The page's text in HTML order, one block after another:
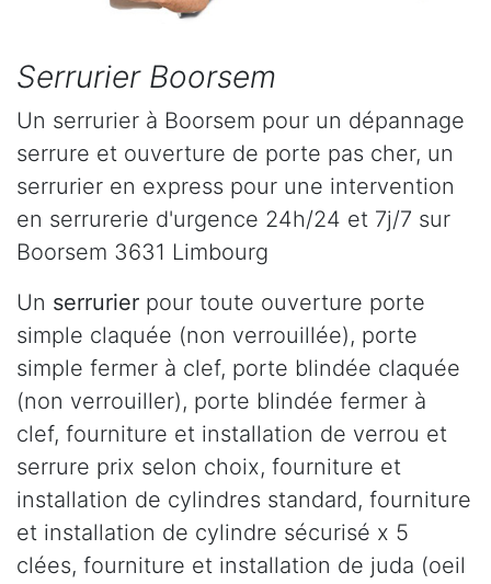
Serrurier Boorsem
Un serrurier à Boorsem pour un dépannage
serrure et ouverture de porte pas cher, un
serrurier en express pour une intervention
en serrurerie d'urgence 24h/24 et 7j/7 sur
Boorsem 3631 Limbourg
Un serrurier pour toute ouverture porte
simple claquée (non verrouillée), porte
simple fermer à clef, porte blindée claquée
(non verrouiller), porte blindée fermer à
clef, fourniture et installation de verrou et
serrure prix selon choix, fourniture et
installation de cylindres standard, fourniture
et installation de cylindre sécurisé x 5
clées, fourniture et installation de juda (oeil